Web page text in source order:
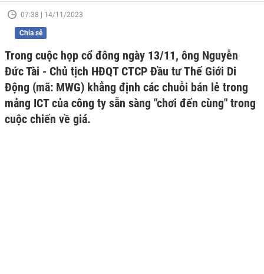
07:38 | 14/11/2023
Chia sẻ
Trong cuộc họp cổ đông ngày 13/11, ông Nguyễn
Đức Tài - Chủ tịch HĐQT CTCP Đầu tư Thế Giới Di
Động (mã: MWG) khẳng định các chuỗi bán lẻ trong
mảng ICT của công ty sẵn sàng "chơi đến cùng" trong
cuộc chiến về giá.